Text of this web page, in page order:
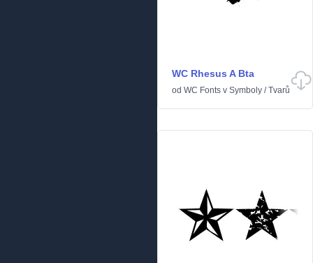
WC Rhesus A Bta
od WC Fonts v Symboly /Tvarů